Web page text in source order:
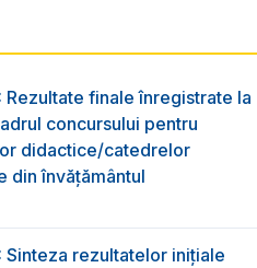
finale înregistrate la
concursului pentru
didactice/catedrelor
din învăţământul
rezultatelor inițiale